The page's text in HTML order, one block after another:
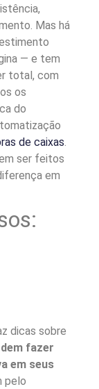
Mas há
— e tem
total, com
os
do
de caixas.
ser feitos
em
dicas sobre
fazer
em seus
pelo